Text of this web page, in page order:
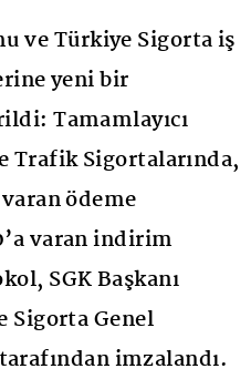
ve Türkiye Sigorta iş
yeni bir
Tamamlayıcı
Trafik Sigortalarında,
ödeme
varan indirim
SGK Başkanı
Sigorta Genel
imzalandı.